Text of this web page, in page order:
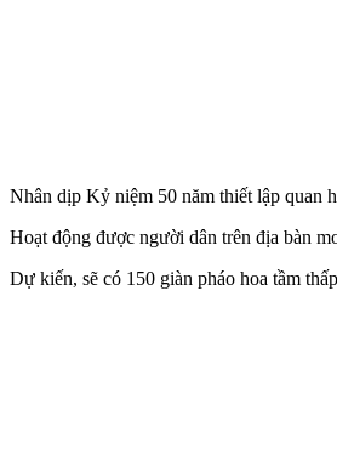
Nhân dịp Kỷ niệm 50 năm thiết lập quan
Hoạt động được người dân trên địa bàn
Dự kiến, sẽ có 150 giàn pháo hoa tầm